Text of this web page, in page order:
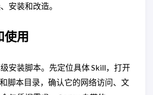
安装和改造。
使用
安装脚本。先定位具体 Skill，打开
和脚本目录，确认它的网络访问、文